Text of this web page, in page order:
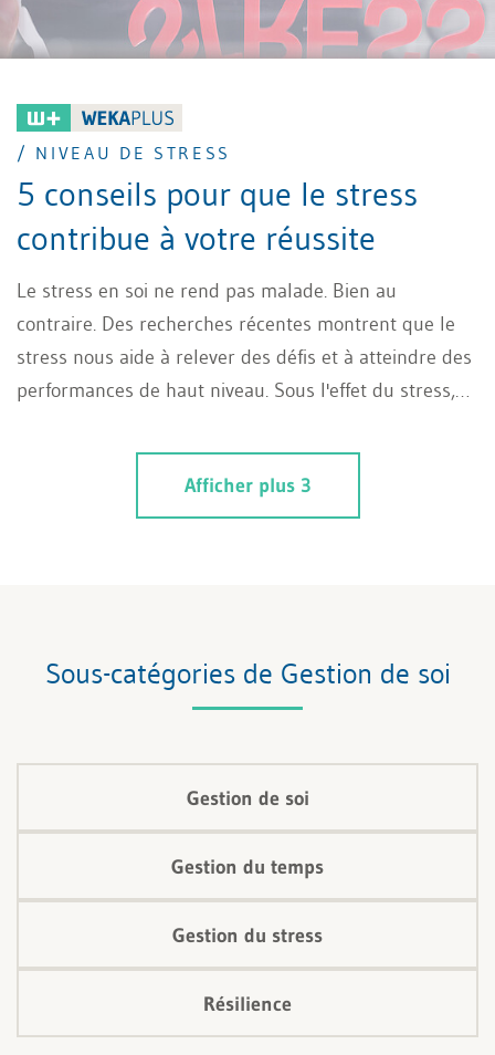
/ NIVEAU DE STRESS
5 conseils pour que le stress
contribue à votre réussite
Le stress en soi ne rend pas malade. Bien au
contraire. Des recherches récentes montrent que le
stress nous aide à relever des défis et à atteindre des
performances de haut niveau. Sous l'effet du stress,
audacieux et plus performants. Découvrez comment
gérer le stress de manière positive et comment
atteindre votre niveau de stress optimal.
Afficher plus 3
Sous-catégories de Gestion de soi
Gestion de soi
Gestion du temps
Gestion du stress
Résilience